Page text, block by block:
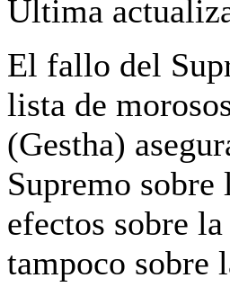
Última
El fallo del
lista de
(Gestha)
Supremo
efectos sobre
tampoco sobre